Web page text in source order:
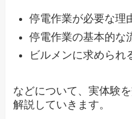
停電作業が必要な理
停電作業の基本的な
ビルメンに求められ
などについて、実体験
解説していきます。